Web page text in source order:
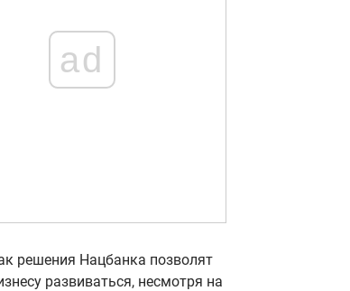
ad
решения Нацбанка позволят
развиваться, несмотря на